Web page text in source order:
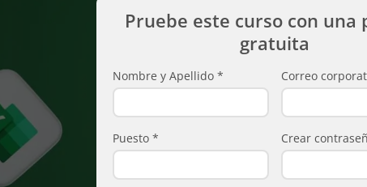
Pruebe este curso con una
gratuita
Nombre y Apellido * Correo
Puesto * Crear